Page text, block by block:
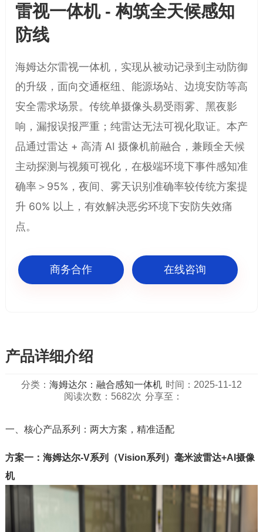
雷视一体机 - 构筑全天候感知
防线
海姆达尔雷视一体机，实现从被动记录到主动防御
的升级，面向交通枢纽、能源场站、边境安防等高
安全需求场景。 传统单摄像头易受雨雾、黑夜影
响，漏报误报严重；纯雷达无法可视化取证。 本产
品通过雷达 + 高清 AI 摄像机前融合，兼顾全天候
主动探测与视频可视化，在极端环境下事件感知准
确率＞95%，夜间、雾天识别准确率较传统方案提
升 60% 以上，有效解决恶劣环境下安防失效痛
点。
商务合作 在线咨询
产品详细介绍
分类： 海姆达尔：融合感知一体机 时间：2025-11-12
阅读次数：5682次 分享至：
一、核心产品系列：两大方案，精准适配
方案一：海姆达尔-V系列（Vision系列）毫米波雷达+AI摄像
机